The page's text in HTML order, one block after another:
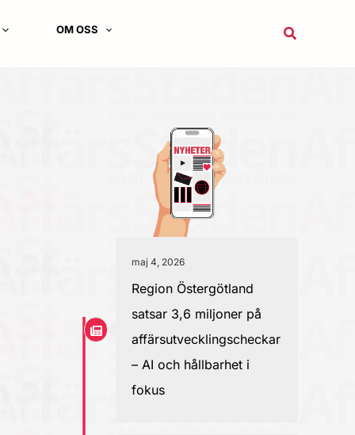
OM OSS Sök
maj 4, 2026
Region Östergötland
satsar 3,6 miljoner på
affärsutvecklingscheckar
– AI och hållbarhet i
fokus